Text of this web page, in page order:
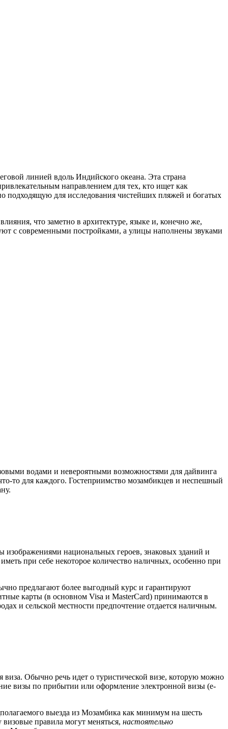
линией вдоль Индийского океана. Эта страна
направлением для тех, кто ищет как
подходящую для исследования чистейших пляжей и богатых
что заметно в архитектуре, языке и, конечно же,
с современными постройками, а улицы наполнены звуками
водами и невероятными возможностями для дайвинга
то для каждого. Гостеприимство мозамбикцев и неспешный
национальных героев, знаковых зданий и
при себе некоторое количество наличных, особенно при
предлагают более выгодный курс и гарантируют
карты (в основном Visa и MasterCard) принимаются в
и сельской местности предпочтение отдается наличным.
Обычно речь идет о туристической визе, которую можно
визы по прибытии или оформление электронной визы (e-
выезда из Мозамбика как минимум на шесть
правила могут меняться, настоятельно